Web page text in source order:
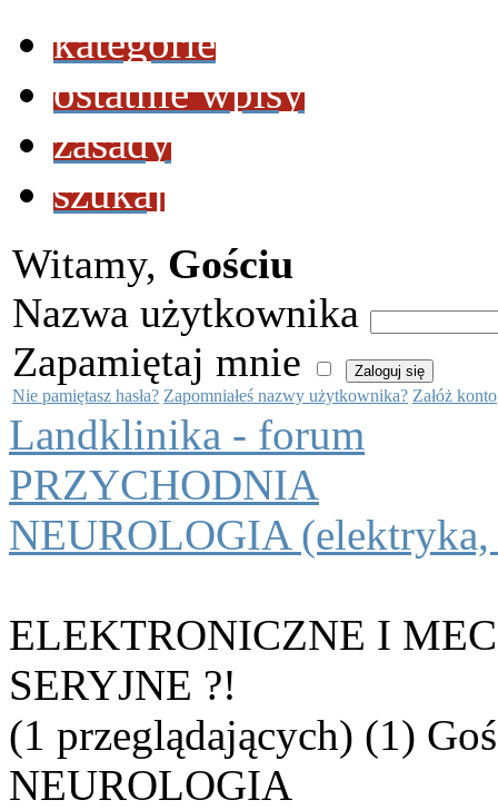
kategorie
ostatnie wpisy
zasady
szukaj
Witamy, Gościu
Nazwa użytkownika
Zapamiętaj mnie
Nie pamiętasz hasła? Zapomniałeś nazwy użytkownika? Załóż konto
Landklinika - forum
PRZYCHODNIA
NEUROLOGIA
ELEKTRONICZNE I
SERYJNE ?!
(1 przeglądających) (1)
NEUROLOGIA